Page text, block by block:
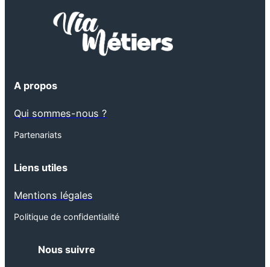
A propos
Qui sommes-nous ?
Partenariats
Liens utiles
Mentions légales
Politique de confidentialité
Nous suivre